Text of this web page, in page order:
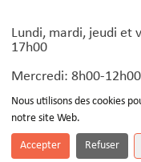
Nous utilisons des cookies
notre site Web.
Accepter Refuser
Lundi, mardi, jeudi et
17h00
Mercredi: 8h00-
© Copyright2026 |